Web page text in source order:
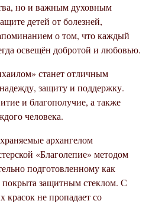
но и важным духовным
детей от болезней,
о том, что каждый
освещён добротой и любовью.
станет отличным
защиту и поддержку.
и благополучие, а также
человека.
архангелом
«Благолепие» методом
подготовленному как
покрыта защитным стеклом. С
красок не пропадает со